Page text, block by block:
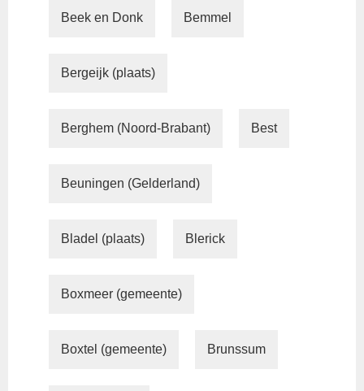
Beek en Donk Bemmel
Bergeijk (plaats)
Berghem (Noord-Brabant) Best
Beuningen (Gelderland)
Bladel (plaats) Blerick
Boxmeer (gemeente)
Boxtel (gemeente) Brunssum